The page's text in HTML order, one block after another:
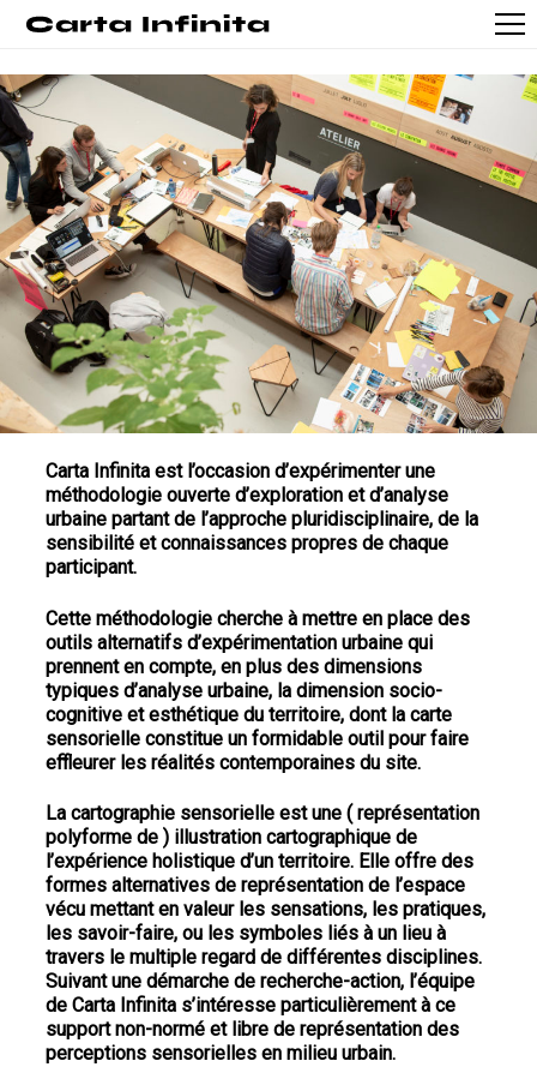
Carta Infinita est l’occasion d’expérimenterune
méthodologie ouverte d’exploration et d’analyse
urbaine partant de l’approche pluridisciplinaire, de la
sensibilité et connaissances propres de chaque
participant.
Cette méthodologie cherche à mettre en place des
outils alternatifs d’expérimentation urbaine qui
prennent en compte, en plus des dimensions
typiques d’analyse urbaine, la dimension socio-
cognitive et esthétique du territoire, dont la carte
sensorielle constitue un formidable outil pour faire
effleurer les réalités contemporaines du site.
La cartographie sensorielle est une ( représentation
polyforme de )illustration cartographiquede
l’expérience holistique d’un territoire. Elle offre des
formes alternatives de représentation de l’espace
vécu mettant en valeur les sensations, les pratiques,
les savoir-faire, ou les symboles liés à un lieu à
travers le multiple regard de différentes disciplines.
Suivant une démarche de recherche-action, l’équipe
de Carta Infinita s’intéresse particulièrement à ce
support non-normé et libre de représentation des
perceptions sensorielles en milieu urbain.